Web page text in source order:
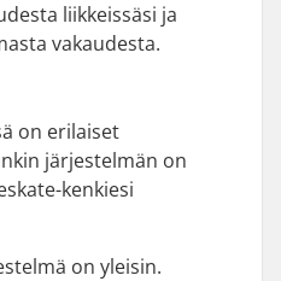
liikkeissäsi ja
vakaudesta.
on erilaiset
järjestelmän on
kenkiesi
on yleisin.